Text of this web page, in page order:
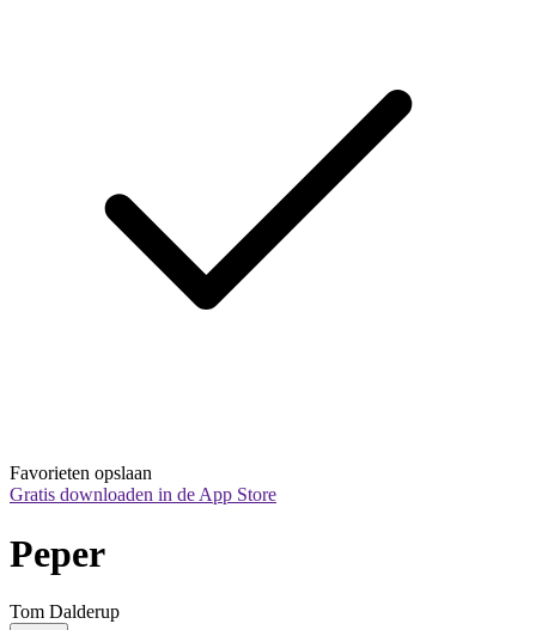
Favorieten opslaan
Gratis downloaden in de App Store
Peper
Tom Dalderup